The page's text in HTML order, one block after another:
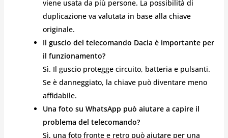
viene usata da più persone. La possibilità di
duplicazione va valutata in base alla chiave
originale.
Il guscio del telecomando Dacia è importante per
il funzionamento?
Sì. Il guscio protegge circuito, batteria e pulsanti.
Se è danneggiato, la chiave può diventare meno
affidabile.
Una foto su WhatsApp può aiutare a capire il
problema del telecomando?
Sì, una foto fronte e retro può aiutare per una